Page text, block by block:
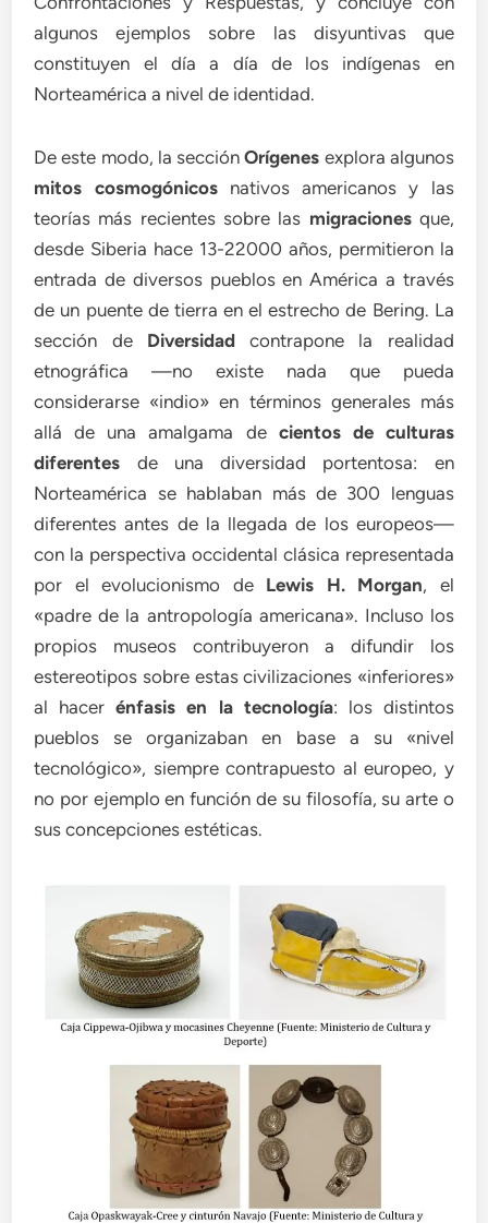
algunos ejemplos sobre las disyuntivas que
constituyen el día a día de los indígenas en
Norteamérica a nivel de identidad.
De este modo, la secciónOrígenes explora algunos
mitos cosmogónicosnativos americanos y las
teorías más recientes sobre las migracionesque,
desde Siberia hace 13-22000 años, permitieron la
entrada de diversos pueblos en América a través
de un puente de tierra en el estrecho de Bering. La
sección de Diversidadcontrapone la realidad
etnográfica —no existe nada que pueda
considerarse «indio» en términos generales más
allá de una amalgama de cientos de culturas
diferentes de una diversidad portentosa: en
Norteamérica se hablaban más de 300 lenguas
diferentes antes de la llegada de los europeos—
con la perspectiva occidental clásica representada
por el evolucionismo de Lewis H. Morgan, el
«padre de la antropología americana». Incluso los
propios museos contribuyeron a difundir los
estereotipos sobre estas civilizaciones «inferiores»
al hacerénfasis en la tecnología: los distintos
pueblos se organizaban en base a su «nivel
tecnológico», siempre contrapuesto al europeo, y
no por ejemplo en función de su filosofía, su arte o
sus concepciones estéticas.